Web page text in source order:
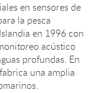
en sensores de
la pesca
en 1996 con
acústico
profundas. En
una amplia